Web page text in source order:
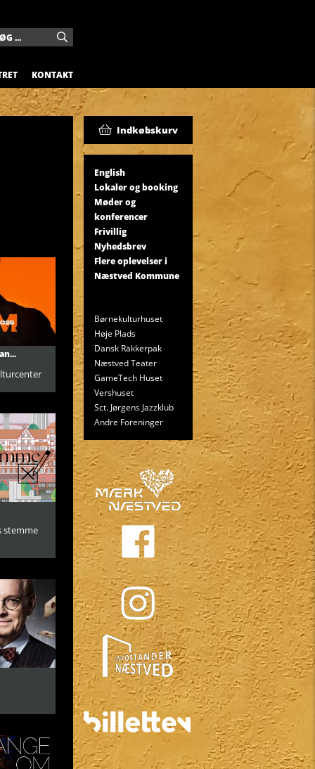
KONTAKT
stemme
Indkøbskurv
English
Lokaler og booking
Møder og
konferencer
Frivillig
Nyhedsbrev
Flere oplevelser i
Næstved Kommune
Børnekulturhuset
Høje Plads
Dansk Rakkerpak
Næstved Teater
GameTech Huset
Vershuset
Sct. Jørgens Jazzklub
Andre Foreninger